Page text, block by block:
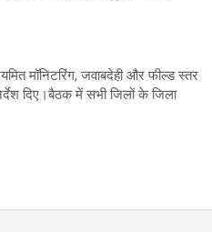
मॉनिटरिंग, जवाबदेही और फील्ड स्तर
दिए।बैठक में सभी जिलों के जिला